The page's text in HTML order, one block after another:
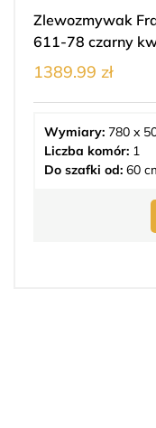
Zlewozmywak
611-78 czarny
1389.99 zł
Wymiary: 780 x
Liczba komór: 1
Do szafki od: 60